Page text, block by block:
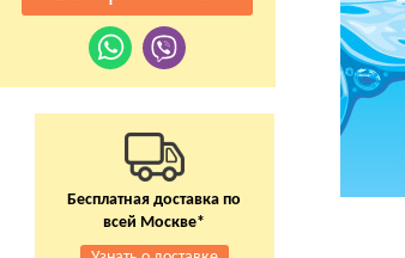
Бесплатная доставка по
всей Москве*